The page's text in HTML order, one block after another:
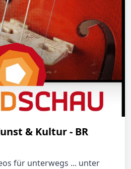
& Kultur - BR
für unterwegs ... unter